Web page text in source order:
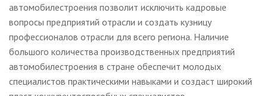
автомобилестроения позволит исключить кадровые
вопросы предприятий отрасли и создать кузницу
профессионалов отрасли для всего региона. Наличие
большого количества производственных предприятий
автомобилестроения в стране обеспечит молодых
специалистов практическими навыками и создаст широкий